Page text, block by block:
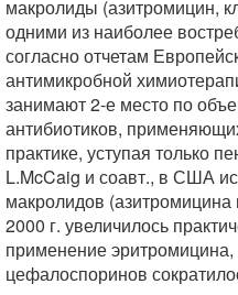
макролиды (азитромицин,
одними из наиболее
согласно отчетам
антимикробной
занимают 2-е место по
антибиотиков,
практике, уступая только
L.McCaig и соавт., в США
макролидов
2000 г. увеличилось
применение
цефалоспоринов